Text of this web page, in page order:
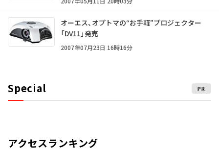
オーエス、オプトマの“お手軽”プロジェクター
「DV11」発売
2007年07月23日 16時16分
Special PR
アクセスランキング